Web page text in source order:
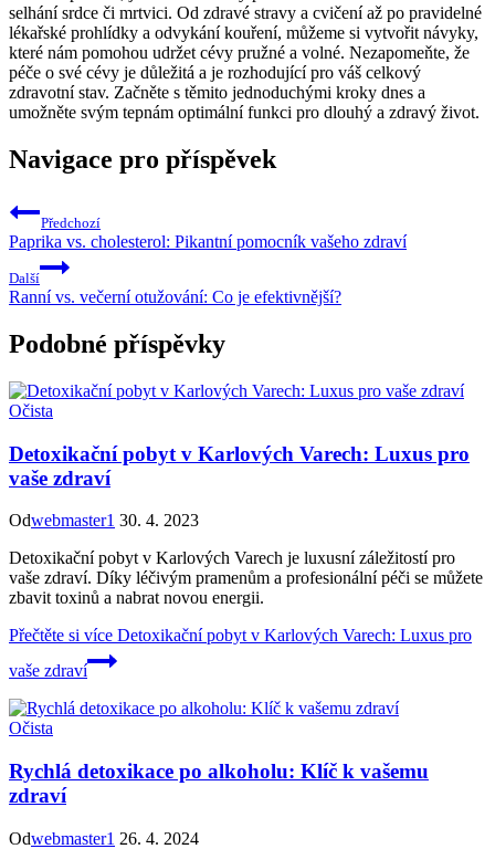
selhání srdce či mrtvici. Od zdravé stravy a cvičení až po pravidelné
lékařské prohlídky a odvykání kouření, můžeme si vytvořit návyky,
které nám pomohou udržet cévy pružné a volné. Nezapomeňte, že
péče o své cévy je důležitá a je rozhodující pro váš celkový
zdravotní stav. Začněte s těmito jednoduchými kroky dnes a
umožněte svým tepnám optimální funkci pro dlouhý a zdravý život.
Navigace pro příspěvek
Předchozí
Paprika vs. cholesterol: Pikantní pomocník vašeho zdraví
Další
Ranní vs. večerní otužování: Co je efektivnější?
Podobné příspěvky
Očista
Detoxikační pobyt v Karlových Varech: Luxus pro
vaše zdraví
Odwebmaster1 30. 4. 2023
Detoxikační pobyt v Karlových Varech je luxusní záležitostí pro
vaše zdraví. Díky léčivým pramenům a profesionální péči se můžete
zbavit toxinů a nabrat novou energii.
Přečtěte si více Detoxikační pobyt v Karlových Varech: Luxus pro
vaše zdraví
Očista
Rychlá detoxikace po alkoholu: Klíč k vašemu
zdraví
Odwebmaster1 26. 4. 2024